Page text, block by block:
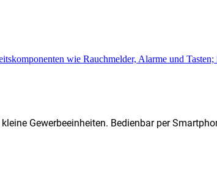
Gewerbeeinheiten. Bedienbar per